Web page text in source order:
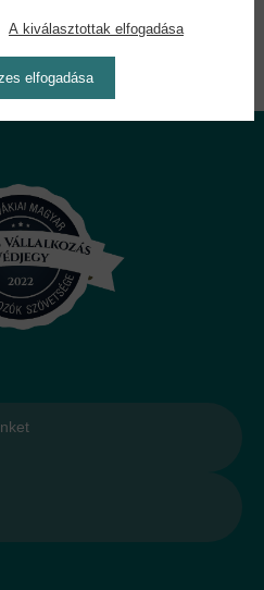
A kiválasztottak elfogadása
elfogadása